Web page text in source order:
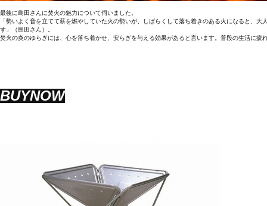
最後に島田さんに焚火の魅力について伺いました。
「勢いよく音を立てて薪を燃やしていた火の勢いが、しばらくして落ち着きのある火になると、
す」（島田さん）。
焚火の炎のゆらぎには、心を落ち着かせ、安らぎを与える効果があると言います。普段の生活に
BUYNOW